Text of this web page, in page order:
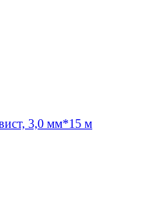
3,0 мм*15 м